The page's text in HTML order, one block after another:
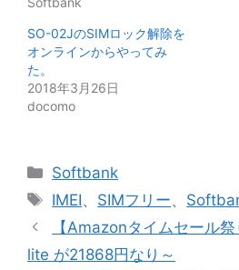
SO-02JのSIMロック解除を
オンラインからやってみ
た。
2018年3月26日
docomo
カ
テ
ゴ
リ
ー
Softbank
タ
グ
IMEI、 SIMフリー、
【Amazonタイムセール
lite が21868円なり～